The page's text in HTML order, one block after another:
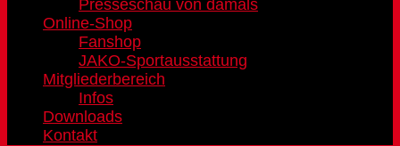
Presseschau von damals
Online-Shop
Fanshop
JAKO-Sportausstattung
Mitgliederbereich
Infos
Downloads
Kontakt